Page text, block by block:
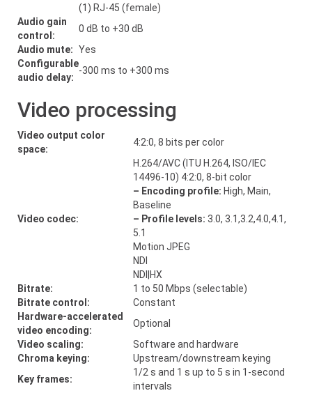
(1) RJ-45 (female)
Audio gain
control:
0 dB to +30 dB
Audio mute: Yes
Configurable
audio delay:
-300 ms to +300 ms
Video processing
Video output color
space:
4:2:0, 8 bits per color
Video codec:
H.264/AVC (ITU H.264, ISO/IEC
14496-10) 4:2:0, 8-bit color
– Encoding profile: High, Main,
Baseline
– Profile levels: 3.0, 3.1,3.2,4.0,4.1,
5.1
Motion JPEG
NDI
NDI|HX
Bitrate:
1 to 50 Mbps (selectable)
Bitrate control:
Constant
Hardware-accelerated
video encoding:
Optional
Video scaling:
Software and hardware
Chroma keying:
Upstream/downstream keying
Key frames:
1/2 s and 1 s up to 5 s in 1-second
intervals